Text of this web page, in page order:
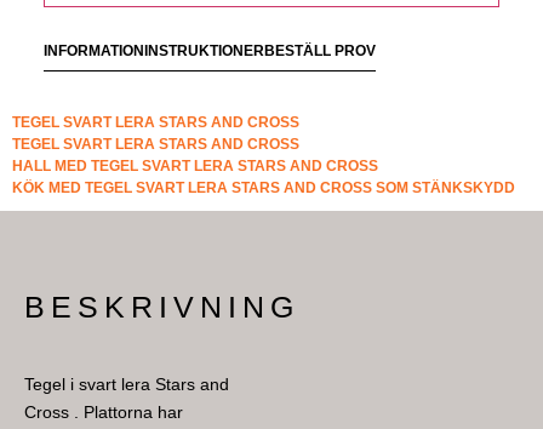
INFORMATIONINSTRUKTIONERBESTÄLL PROV
TEGEL SVART LERA STARS AND CROSS
TEGEL SVART LERA STARS AND CROSS
HALL MED TEGEL SVART LERA STARS AND CROSS
KÖK MED TEGEL SVART LERA STARS AND CROSS SOM STÄNKSKYDD
BESKRIVNING
Tegel i svart lera Stars and
Cross . Plattorna har